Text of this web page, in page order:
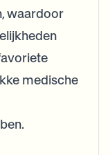
waardoor
medische